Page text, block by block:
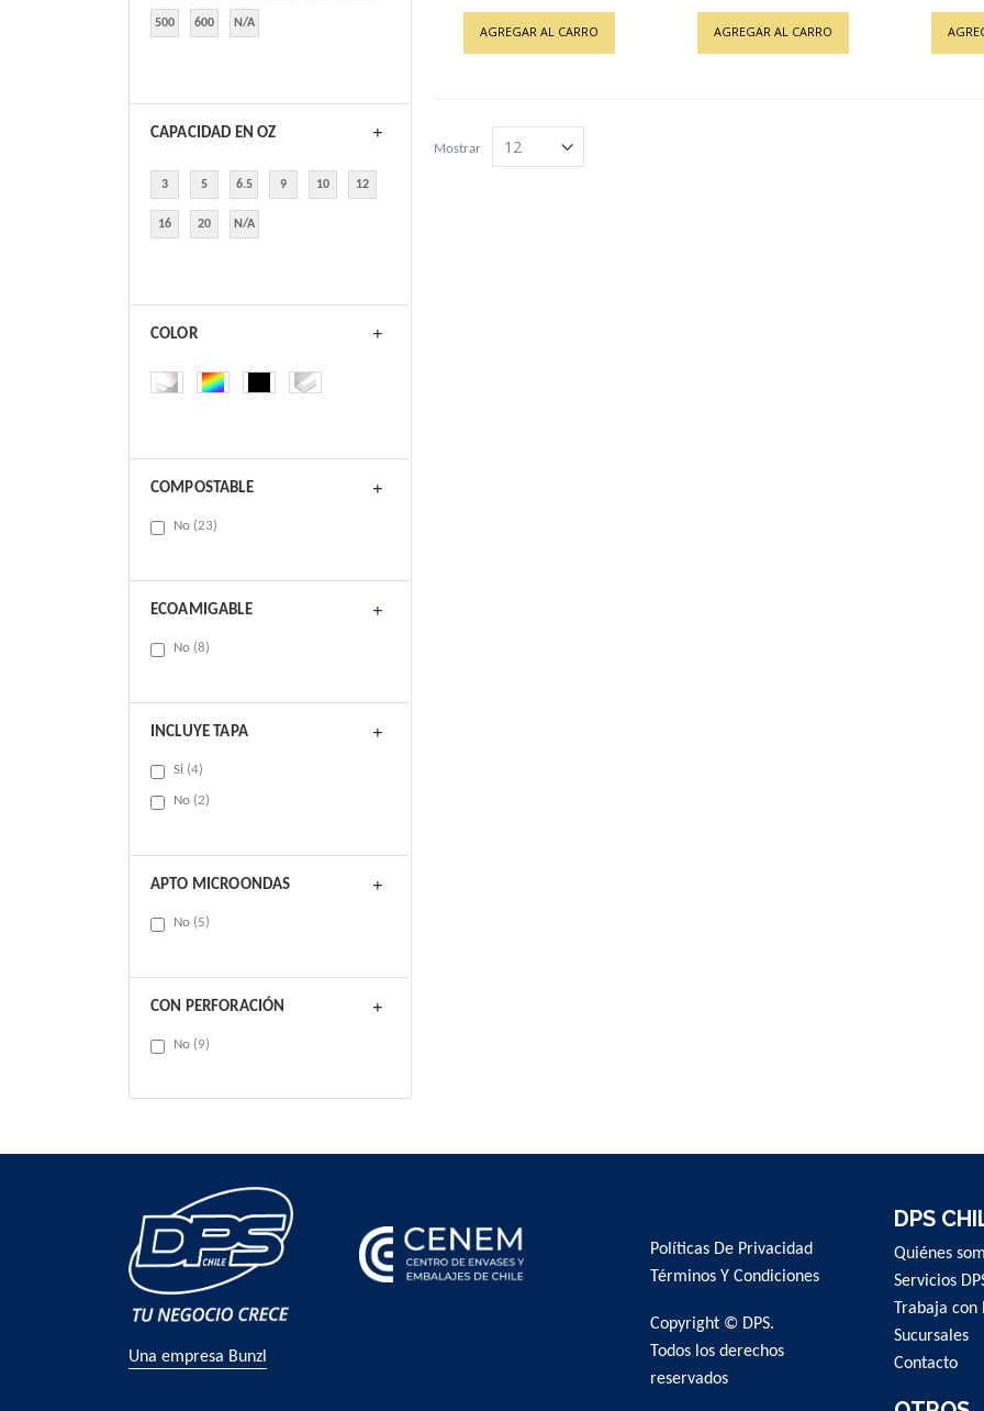
AGREGAR AL CARRO AGREGAR AL CARRO
Mostrar
500 600 N/A
CAPACIDAD EN OZ
3 5 6.5 9 10 12
16 20 N/A
COLOR
COMPOSTABLE
No 23items
ECOAMIGABLE
No 8items
INCLUYE TAPA
Si 4items
No 2items
APTO MICROONDAS
No 5items
CON PERFORACIÓN
No 9items
Una empresa Bunzl
Políticas De Privacidad
Términos Y Condiciones
Copyright © DPS.
Todos los derechos
reservados
DPS
Quiénes
Servicios
Trabaja con
Sucursales
Contacto